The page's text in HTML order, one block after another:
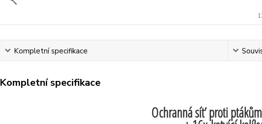
Kompletní specifikace
Kompletní specifikace
Ochranná sít’ proti